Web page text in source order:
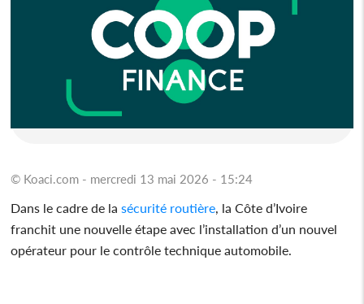
© Koaci.com - mercredi 13 mai 2026 - 15:24
Dans le cadre de lasécurité routière , la Côte d’Ivoire
franchit une nouvelle étape avec l’installation d’un nouvel
opérateur pour le contrôle technique automobile.